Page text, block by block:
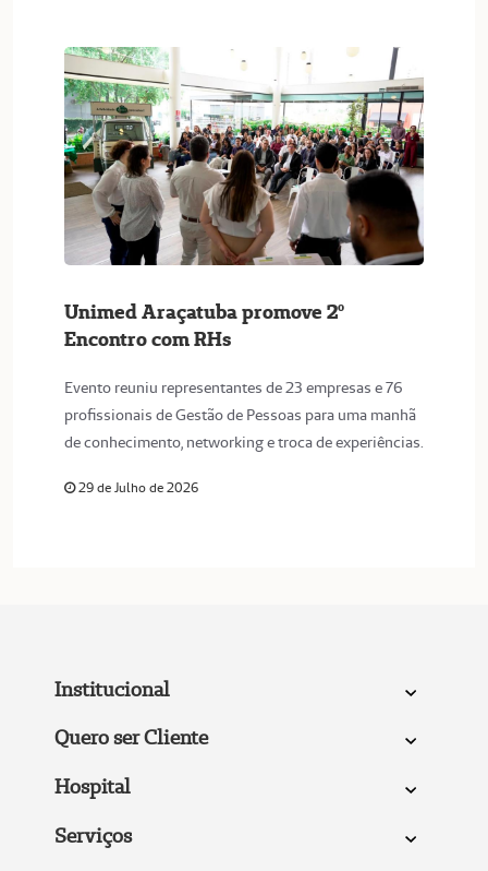
Unimed Araçatuba promove 2º
Encontro com RHs
Evento reuniu representantes de 23 empresas e 76
profissionais de Gestão de Pessoas para uma manhã
de conhecimento, networking e troca de experiências.
29 de Julho de 2026
Institucional
Quero ser Cliente
Hospital
Serviços